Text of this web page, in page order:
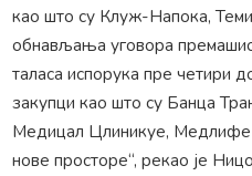
као што су Клуж-Напока,
обнављања уговора
таласа испорука пре четири
закупци као што су Банца
Медицал Цлиникуе, Медлифе
нове просторе“, рекао је